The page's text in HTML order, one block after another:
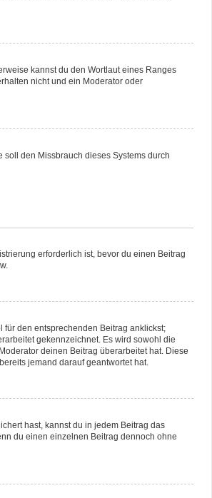
kannst du den Wortlaut eines Ranges
nicht und ein Moderator oder
den Missbrauch dieses Systems durch
erforderlich ist, bevor du einen Beitrag
für den entsprechenden Beitrag anklickst;
gekennzeichnet. Es wird sowohl die
deinen Beitrag überarbeitet hat. Diese
jemand darauf geantwortet hat.
hast, kannst du in jedem Beitrag das
du einen einzelnen Beitrag dennoch ohne